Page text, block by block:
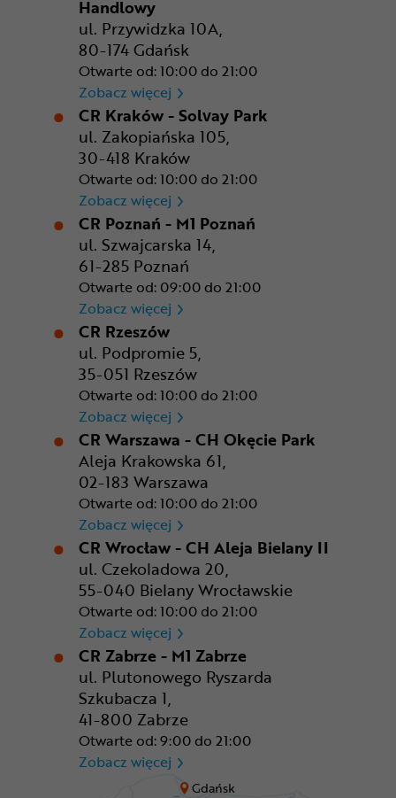
Gdańsk
Handlowy
ul. Przywidzka 10A,
80-174 Gdańsk
Otwarte od: 10:00 do 21:00
Zobacz więcej CR Gdańsk - Morski Park
CR Kraków - Solvay Park
ul. Zakopiańska 105,
30-418 Kraków
Otwarte od: 10:00 do 21:00
Zobacz więcej CR Kraków - Solvay Park
CR Poznań - M1 Poznań
ul. Szwajcarska 14,
61-285 Poznań
Otwarte od: 09:00 do 21:00
Zobacz więcej CR Poznań - M1 Poznań
CR Rzeszów
ul. Podpromie 5,
35-051 Rzeszów
Otwarte od: 10:00 do 21:00
Zobacz więcej CR Rzeszów
CR Warszawa - CH Okęcie Park
Aleja Krakowska 61,
02-183 Warszawa
Otwarte od: 10:00 do 21:00
Zobacz więcej CR Warszawa - CH Okęcie
CR Wrocław - CH Aleja Bielany II
ul. Czekoladowa 20,
55-040 Bielany Wrocławskie
Otwarte od: 10:00 do 21:00
Zobacz więcej CR Wrocław - CH Aleja
CR Zabrze - M1 Zabrze
ul. Plutonowego Ryszarda
Szkubacza 1,
41-800 Zabrze
Otwarte od: 9:00 do 21:00
Zobacz więcej CR Zabrze - M1 Zabrze